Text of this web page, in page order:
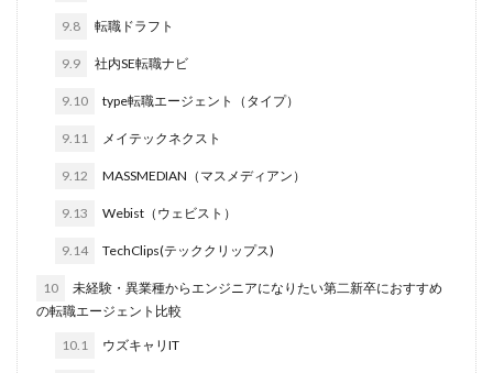
9.8 転職ドラフト
9.9 社内SE転職ナビ
9.10 type転職エージェント（タイプ）
9.11 メイテックネクスト
9.12 MASSMEDIAN（マスメディアン）
9.13 Webist（ウェビスト）
9.14 TechClips(テッククリップス)
10
未経験・異業種からエンジニアになりたい第二新卒におすすめ
の転職エージェント比較
10.1 ウズキャリIT